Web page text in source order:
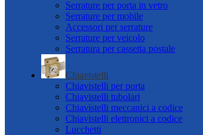
Serrature per porta in vetro
Serrature per mobile
Accessori per serrature
Serrature per veicolo
Serratura per cassetta postale
Chiavistelli
Chiavistelli per porta
Chiavistelli tubolari
Chiavistelli meccanici a codice
Chiavistelli elettronici a codice
Lucchetti